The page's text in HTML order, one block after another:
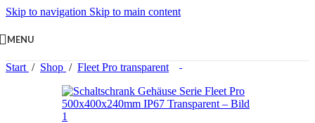
Skip to navigation Skip to main content
MENU
Start / Shop / Fleet Pro transparent